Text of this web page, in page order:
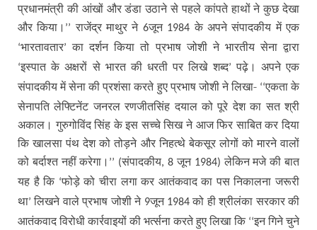
प्रधानमंत्री की आंखों और डंडा उठाने से पहले कांपते हाथों ने कुछ देखा
और किया। ’’राजेंद्र माथुर ने 6जून 1984 के अपने संपादकीय में एक
‘भारतावतार’का दर्शन किया तो प्रभाष जोशी ने भारतीय सेना द्वारा
‘इस्पात के अक्षरों से भारत की धरती पर लिखे शब्द’पढ़े। अपने एक
संपादकीय में सेना की प्रशंसा करते हुए प्रभाष जोशी ने लिखा- ‘‘एकता के
सेनापति लेफ्टिनेंट जनरल रणजीतसिंह दयाल को पूरे देश का सत श्री
अकाल। गुरुगोविंद सिंह के इस सच्चे सिख ने आज फिर साबित कर दिया
कि खालसा पंथ देश को तोड़ने और निहत्थे बेकसूर लोगों को मारने वालों
को बर्दाश्त नहीं करेगा। ’’ (संपादकीय, 8 जून 1984)लेकिन मजे की बात
यह है कि ‘फोड़े को चीरा लगा कर आतंकवाद का पस निकालना जरूरी
था’लिखने वाले प्रभाष जोशी ने 9जून 1984को ही श्रीलंका सरकार की
आतंकवाद विरोधी कार्रवाइयों की भर्त्सना करते हुए लिखा कि ‘‘इन गिने चुने